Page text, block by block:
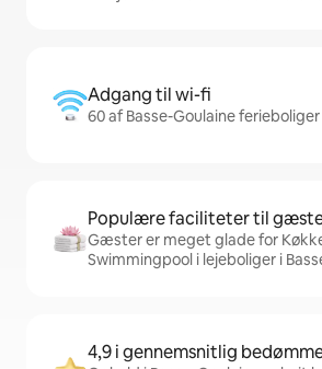
Adgang til wi-fi
60 af Basse-Goulaine
Populære faciliteter til
Gæster er meget glade for
Swimmingpool i lejeboliger i
4,9 i gennemsnitlig